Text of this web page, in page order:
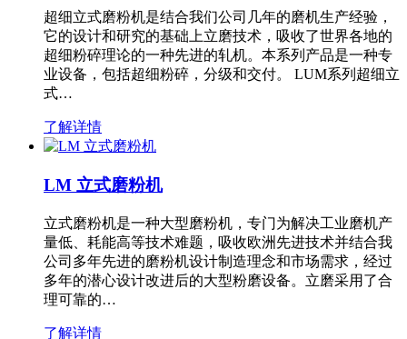
超细立式磨粉机是结合我们公司几年的磨机生产经验，
它的设计和研究的基础上立磨技术，吸收了世界各地的
超细粉碎理论的一种先进的轧机。本系列产品是一种专
业设备，包括超细粉碎，分级和交付。 LUM系列超细立
式…
了解详情
LM 立式磨粉机
立式磨粉机是一种大型磨粉机，专门为解决工业磨机产
量低、耗能高等技术难题，吸收欧洲先进技术并结合我
公司多年先进的磨粉机设计制造理念和市场需求，经过
多年的潜心设计改进后的大型粉磨设备。立磨采用了合
理可靠的…
了解详情